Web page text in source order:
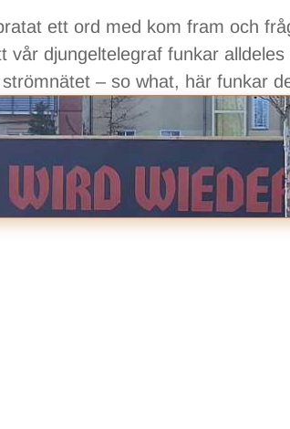
ett ord med kom fram och
vår djungeltelegraf funkar
– so what, här funkar